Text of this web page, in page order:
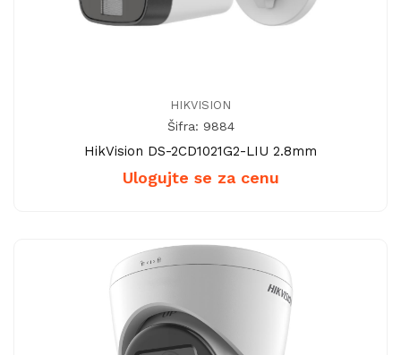
HIKVISION
Šifra: 9884
HikVision DS-2CD1021G2-LIU 2.8mm
Ulogujte se za cenu